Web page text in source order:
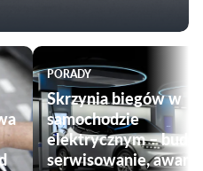
towarzyszące
PORADY
Skrzynia biegów w
samochodzie
elektrycznym –
serwisowanie, awarie